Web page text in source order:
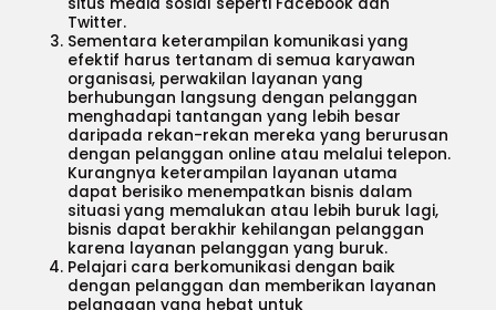
situs media sosial seperti Facebook dan
Twitter.
Sementara keterampilan komunikasi yang
efektif harus tertanam di semua karyawan
organisasi, perwakilan layanan yang
berhubungan langsung dengan pelanggan
menghadapi tantangan yang lebih besar
daripada rekan-rekan mereka yang berurusan
dengan pelanggan online atau melalui telepon.
Kurangnya keterampilan layanan utama
dapat berisiko menempatkan bisnis dalam
situasi yang memalukan atau lebih buruk lagi,
bisnis dapat berakhir kehilangan pelanggan
karena layanan pelanggan yang buruk.
Pelajari cara berkomunikasi dengan baik
dengan pelanggan dan memberikan layanan
pelanggan yang hebat untuk